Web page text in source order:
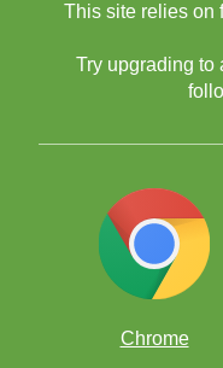
This site relies on
Try upgrading to
Chrome